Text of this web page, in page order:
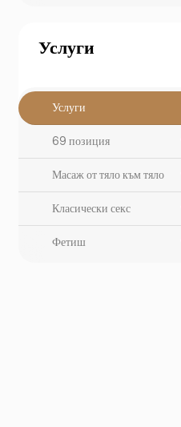
Услуги
Услуги
69 позиция
Масаж от тяло към тяло
Класически секс
Фетиш